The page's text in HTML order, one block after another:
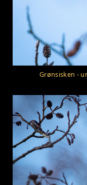
Grønsisken -